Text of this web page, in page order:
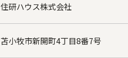
住研ハウス株式会社
苫小牧市新開町4丁目8番7号